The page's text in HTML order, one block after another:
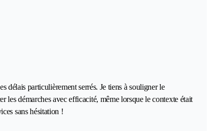
délais particulièrement serrés. Je tiens à souligner le
les démarches avec efficacité, même lorsque le contexte était
sans hésitation !